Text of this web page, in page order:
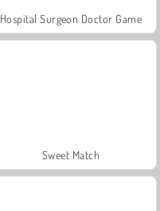
Hospital Surgeon Doctor Game
Sweet Match